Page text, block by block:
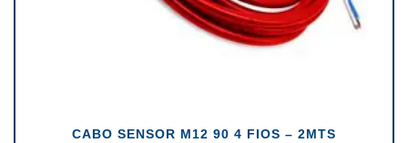
CABO SENSOR M12 90 4 FIOS – 2MTS